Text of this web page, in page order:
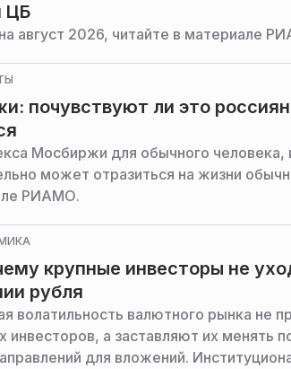
ЦБ
август 2026, читайте в материале
почувствуют ли это
Мосбиржи для обычного человека,
может отразиться на жизни
РИАМО.
крупные инвесторы не
рубля
волатильность валютного рынка не
инвесторов, а заставляют их менять
для вложений.